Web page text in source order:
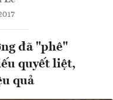
đã "phê"
quyết liệt,
quả